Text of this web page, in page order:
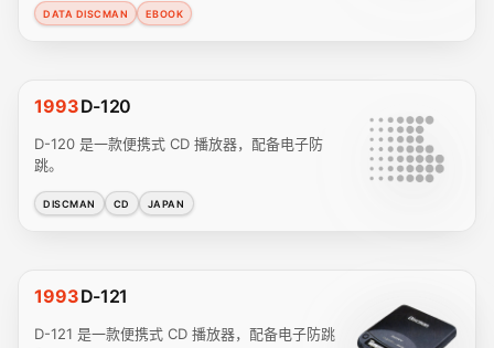
DATA DISCMAN EBOOK
1993D-120
D-120 是一款便携式 CD 播放器，配备电子防
跳。
DISCMAN CD JAPAN
1993D-121
D-121 是一款便携式 CD 播放器，配备电子防跳